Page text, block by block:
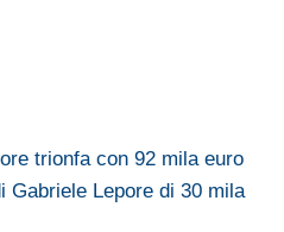
trionfa con 92 mila euro
Gabriele Lepore di 30 mila